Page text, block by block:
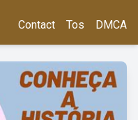
Contact Tos DMCA